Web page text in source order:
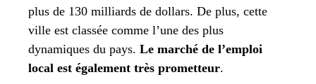
plus de 130 milliards de dollars. De plus, cette
ville est classée comme l’une des plus
dynamiques du pays. Le marché de l’emploi
local est également très prometteur.